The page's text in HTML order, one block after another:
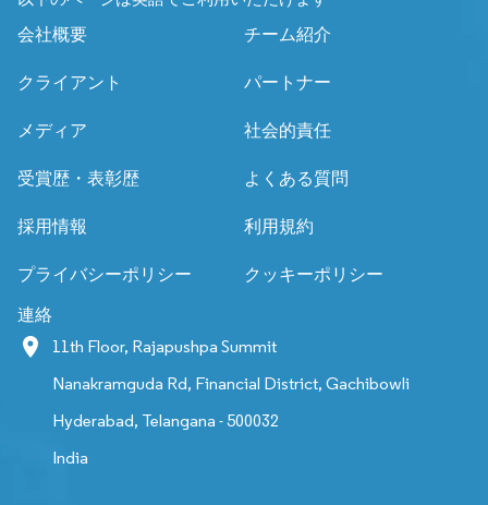
会社概要
チーム紹介
クライアント パートナー
メディア 社会的責任
受賞歴・表彰歴 よくある質問
採用情報 利用規約
プライバシーポリシー クッキーポリシー
連絡
11th Floor, Rajapushpa Summit
Nanakramguda Rd, Financial District, Gachibowli
Hyderabad, Telangana - 500032
India